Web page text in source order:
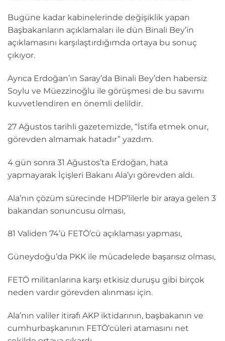
Bugüne kadar kabinelerinde değişiklik yapan
Başbakanların açıklamaları ile dün Binali Bey’in
açıklamasını karşılaştırdığımda ortaya bu sonuç
çıkıyor.
Ayrıca Erdoğan’ın Saray’da Binali Bey’den habersiz
Soylu ve Müezzinoğlu ile görüşmesi de bu savımı
kuvvetlendiren en önemli delildir.
27 Ağustos tarihli gazetemizde, “İstifa etmek onur,
görevden almamak hatadır” yazdım.
4 gün sonra 31 Ağustos’ta Erdoğan, hata
yapmayarak İçişleri Bakanı Ala’yı görevden aldı.
Ala’nın çözüm sürecinde HDP’lilerle bir araya gelen 3
bakandan sonuncusu olması,
81 Validen 74’ü FETÖ’cü açıklaması yapması,
Güneydoğu’da PKK ile mücadelede başarısız olması,
FETÖ militanlarına karşı etkisiz duruşu gibi birçok
neden vardır görevden alınması için.
Ala’nın valiler itirafı AKP iktidarının, başbakanın ve
cumhurbaşkanının FETÖ’cüleri atamasını net